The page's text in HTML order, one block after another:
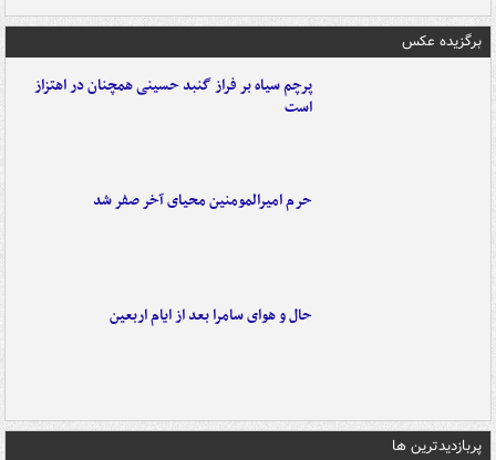
برگزیده عکس
پرچم سیاه بر فراز گنبد حسینی همچنان در اهتزاز
است
حرم امیرالمومنین محیای آخر صفر شد
حال و هوای سامرا بعد از ایام اربعین
پربازدیدترین ها